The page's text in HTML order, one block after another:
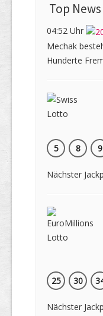
Top
04:52 Uhr
Mechak
Hunderte
5
8 9
Nächster
25
30
Nächster